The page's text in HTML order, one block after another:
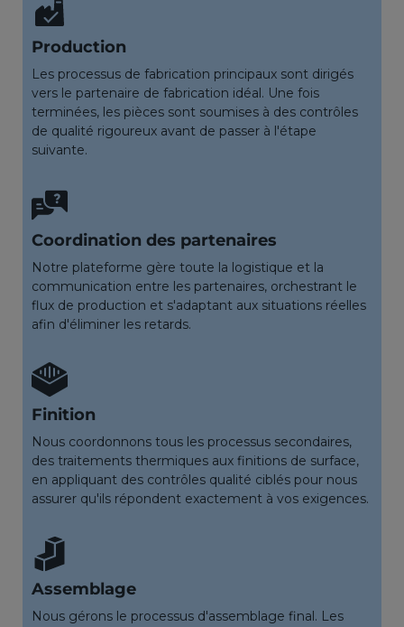
Production
Les processus de fabrication principaux sont dirigés
vers le partenaire de fabrication idéal. Une fois
terminées, les pièces sont soumises à des contrôles
de qualité rigoureux avant de passer à l'étape
suivante.
Coordination des partenaires
Notre plateforme gère toute la logistique et la
communication entre les partenaires, orchestrant le
flux de production et s'adaptant aux situations réelles
afin d'éliminer les retards.
Finition
Nous coordonnons tous les processus secondaires,
des traitements thermiques aux finitions de surface,
en appliquant des contrôles qualité ciblés pour nous
assurer qu'ils répondent exactement à vos exigences.
Assemblage
Nous gérons le processus d'assemblage final. Les